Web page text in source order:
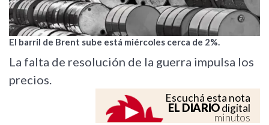
El barril de Brent sube está miércoles cerca de 2%.
La falta de resolución de la guerra impulsa los
precios.
Escuchá esta nota
EL DIARIOdigital
minutos